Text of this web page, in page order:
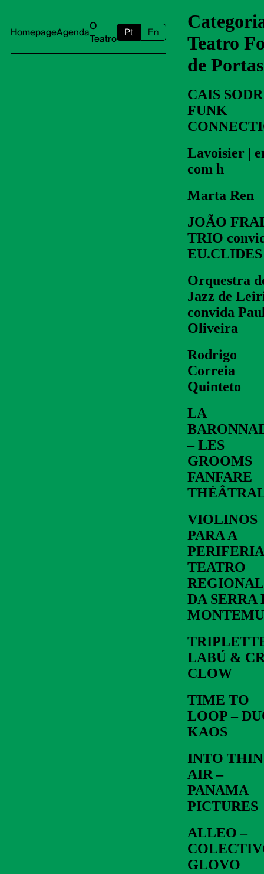
HomepageAgenda
O
Teatro
Pt En
Teatro
de Portas
CAIS
FUNK
Lavoisier |
com h
Marta Ren
JOÃO
TRIO
EU.CLIDES
Orquestra
Jazz de
convida
Oliveira
Rodrigo
Correia
Quinteto
LA
– LES
GROOMS
FANFARE
VIOLINOS
PARA A
TEATRO
REGIONAL
DA SERRA
LABÚ &
CLOW
TIME TO
LOOP –
KAOS
INTO THIN
AIR –
PANAMA
PICTURES
ALLEO –
GLOVO